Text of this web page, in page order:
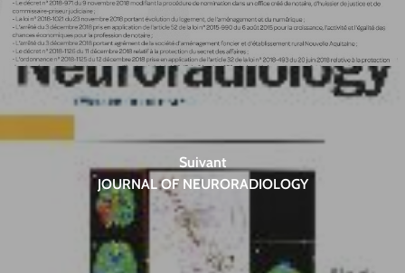
Suivant
JOURNAL OF NEURORADIOLOGY